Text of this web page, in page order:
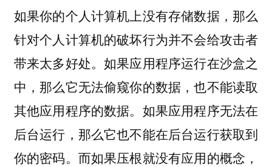
如果你的个人计算机上没有存储数据，那么
针对个人计算机的破坏行为并不会给攻击者
带来太多好处。如果应用程序运行在沙盒之
中，那么它无法偷窥你的数据，也不能读取
其他应用程序的数据。如果应用程序无法在
后台运行，那么它也不能在后台运行获取到
你的密码。而如果压根就没有应用的概念，